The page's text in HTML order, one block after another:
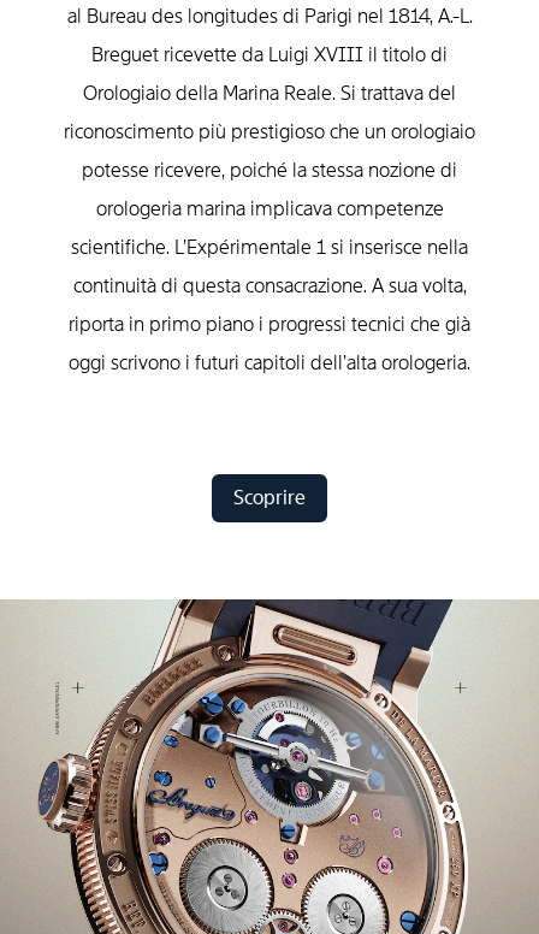
al Bureau des longitudes di Parigi nel 1814, A.-L.
Breguet ricevette da Luigi XVIII il titolo di
Orologiaio della Marina Reale. Si trattava del
riconoscimento più prestigioso che un orologiaio
potesse ricevere, poiché la stessa nozione di
orologeria marina implicava competenze
scientifiche. L’Expérimentale 1 si inserisce nella
continuità di questa consacrazione. A sua volta,
riporta in primo piano i progressi tecnici che già
oggi scrivono i futuri capitoli dell’alta orologeria.
Scoprire